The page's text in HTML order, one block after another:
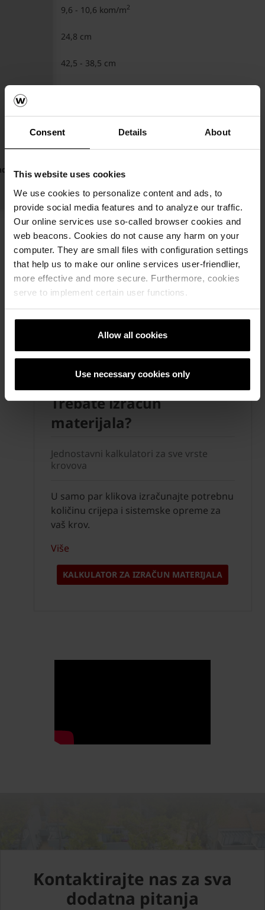
Consent Details About
This website uses cookies
We use cookies to personalize content and ads, to
provide social media features and to analyze our traffic.
Our online services use so-called browser cookies and
web beacons. Cookies do not cause any harm on your
computer. They are small files with configuration settings
that help us to make our online services user-friendlier,
more effective and more secure. Furthermore, cookies
serve to implement certain user functions.
Allow all cookies
Use necessary cookies only
krov
9,6 - 10,6 kom/m2
24,8 cm
42,5 - 38,5 cm
17°
10°
280
Trebate izračun
materijala?
Jednostavni kalkulatori za sve vrste
krovova
U samo par klikova izračunajte potrebnu
količinu crijepa i sistemske opreme za
vaš krov.
Više
KALKULATOR ZA IZRAČUN MATERIJALA
Kontaktirajte nas za sva
dodatna pitanja